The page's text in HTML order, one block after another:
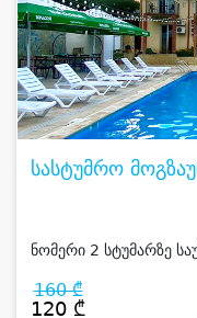
სასტუმრო
ნომერი 2 სტუმარზე
160 ₾
120 ₾